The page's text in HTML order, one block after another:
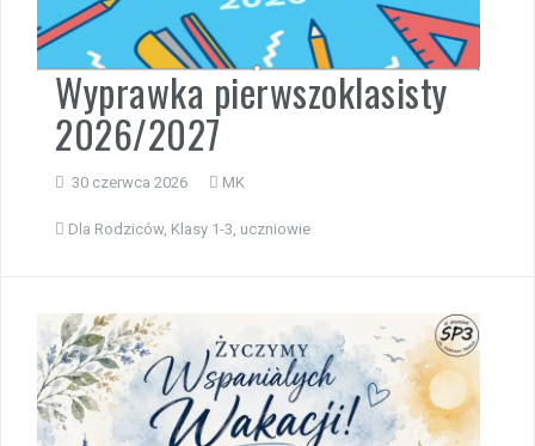
Wyprawka pierwszoklasisty
2026/2027
30 czerwca 2026 MK
Dla Rodziców, Klasy 1-3, uczniowie